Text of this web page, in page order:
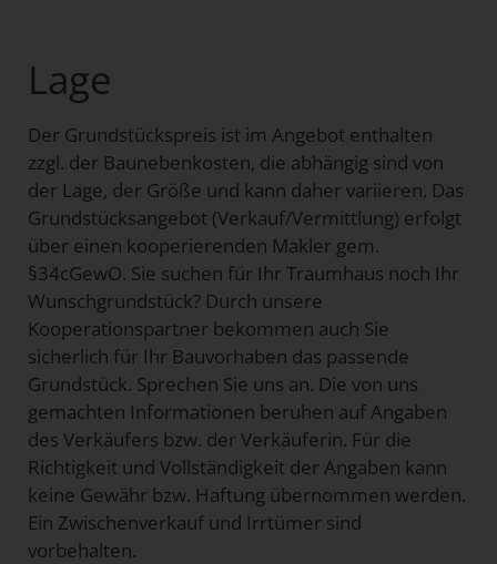
Lage
Der Grundstückspreis ist im Angebot enthalten
zzgl. der Baunebenkosten, die abhängig sind von
der Lage, der Größe und kann daher variieren. Das
Grundstücksangebot (Verkauf/Vermittlung) erfolgt
über einen kooperierenden Makler gem.
§34cGewO. Sie suchen für Ihr Traumhaus noch Ihr
Wunschgrundstück? Durch unsere
Kooperationspartner bekommen auch Sie
sicherlich für Ihr Bauvorhaben das passende
Grundstück. Sprechen Sie uns an. Die von uns
gemachten Informationen beruhen auf Angaben
des Verkäufers bzw. der Verkäuferin. Für die
Richtigkeit und Vollständigkeit der Angaben kann
keine Gewähr bzw. Haftung übernommen werden.
Ein Zwischenverkauf und Irrtümer sind
vorbehalten.